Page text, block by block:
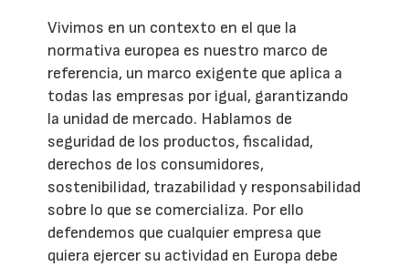
Vivimos en un contexto en el que la
normativa europea es nuestro marco de
referencia, un marco exigente que aplica a
todas las empresas por igual, garantizando
la unidad de mercado. Hablamos de
seguridad de los productos, fiscalidad,
derechos de los consumidores,
sostenibilidad, trazabilidad y responsabilidad
sobre lo que se comercializa. Por ello
defendemos que cualquier empresa que
quiera ejercer su actividad en Europa debe